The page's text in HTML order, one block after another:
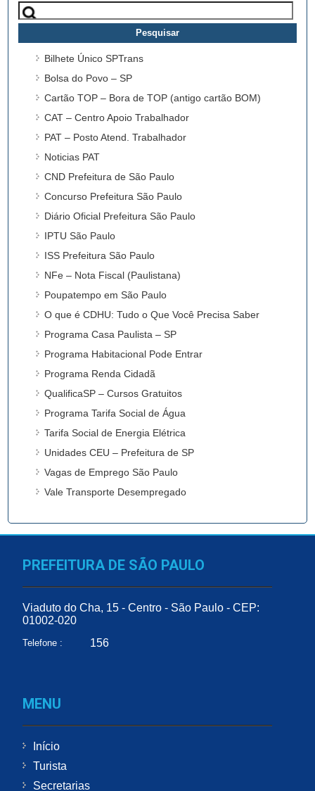
Pesquisar
por:
Bilhete Único SPTrans
Bolsa do Povo – SP
Cartão TOP – Bora de TOP (antigo cartão BOM)
CAT – Centro Apoio Trabalhador
PAT – Posto Atend. Trabalhador
Noticias PAT
CND Prefeitura de São Paulo
Concurso Prefeitura São Paulo
Diário Oficial Prefeitura São Paulo
IPTU São Paulo
ISS Prefeitura São Paulo
NFe – Nota Fiscal (Paulistana)
Poupatempo em São Paulo
O que é CDHU: Tudo o Que Você Precisa Saber
Programa Casa Paulista – SP
Programa Habitacional Pode Entrar
Programa Renda Cidadã
QualificaSP – Cursos Gratuitos
Programa Tarifa Social de Água
Tarifa Social de Energia Elétrica
Unidades CEU – Prefeitura de SP
Vagas de Emprego São Paulo
Vale Transporte Desempregado
PREFEITURA DE SÃO PAULO
Viaduto do Cha, 15 - Centro - São Paulo - CEP:
01002-020
Telefone : 156
MENU
Início
Turista
Secretarias